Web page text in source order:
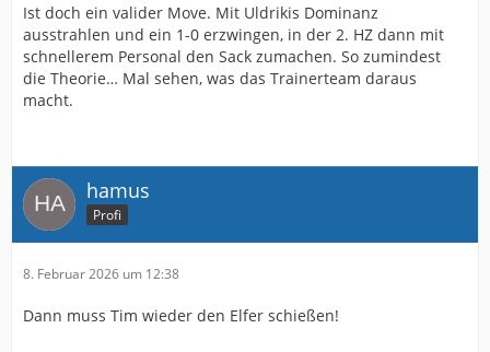
Ist doch ein valider Move. Mit Uldrikis Dominanz
ausstrahlen und ein 1-0 erzwingen, in der 2. HZ dann mit
schnellerem Personal den Sack zumachen. So zumindest
die Theorie… Mal sehen, was das Trainerteam daraus
macht.
hamus
Profi
8. Februar 2026 um 12:38
Dann muss Tim wieder den Elfer schießen!